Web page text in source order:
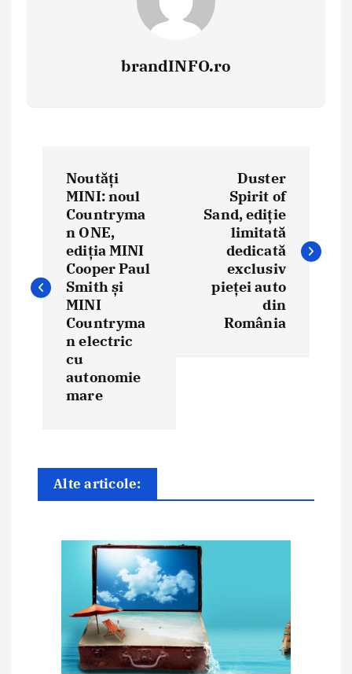
brandINFO.ro
g
a
r
Noutăți
MINI: noul
Countryma
n ONE,
ediția MINI
Cooper Paul
Smith și
MINI
Countryma
n electric
cu
autonomie
mare
Duster
Spirit of
Sand, ediție
limitată
dedicată
exclusiv
pieței auto
din
România
Alte articole: